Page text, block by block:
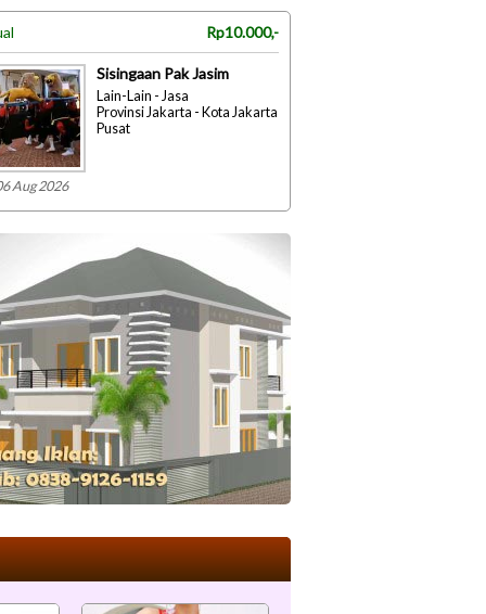
Rp10.000,-
Aug 2026
Sisingaan Pak Jasim
Lain-Lain - Jasa
Provinsi Jakarta - Kota Jakarta
Pusat